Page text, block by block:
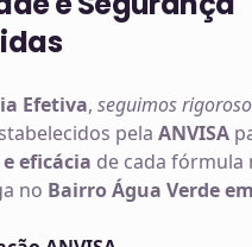
Efetiva, seguimos
pela ANVISA
eficácia de cada fórmula
no Bairro Água Verde